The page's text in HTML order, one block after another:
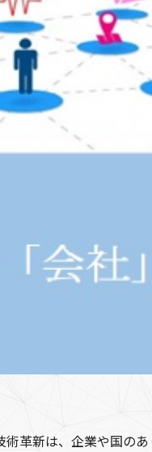
革新は、企業や国の